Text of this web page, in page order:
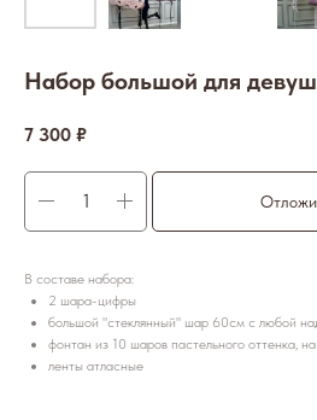
Набор большой для
7 300 ₽
В составе набора:
2 шара-цифры
большой "стеклянный" шар 60см с любой
фонтан из 10 шаров пастельного оттенка,
ленты атласные